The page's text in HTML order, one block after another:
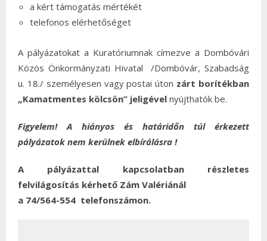
a kért támogatás mértékét
telefonos elérhetőséget
A pályázatokat a Kuratóriumnak címezve a Dombóvári
Közös Önkormányzati Hivatal /Dombóvár, Szabadság
u. 18./ személyesen vagy postai úton zárt borítékban
„Kamatmentes kölcsön” jeligével nyújthatók be.
Figyelem! A hiányos és határidőn túl érkezett
pályázatok nem kerülnek elbírálásra !
A pályázattal kapcsolatban részletes
felvilágosítás kérhető Zám Valériánál
a 74/564-554 telefonszámon.